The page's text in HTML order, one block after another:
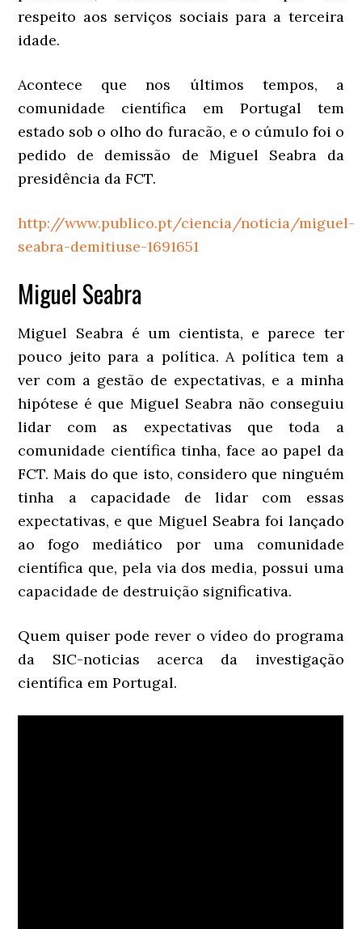
respeito aos serviços sociais para a terceira
idade.
Acontece que nos últimos tempos, a
comunidade científica em Portugal tem
estado sob o olho do furacão, e o cúmulo foi o
pedido de demissão de Miguel Seabra da
presidência da FCT.
http://www.publico.pt/ciencia/noticia/miguel-
seabra-demitiuse-1691651
Miguel Seabra
Miguel Seabra é um cientista, e parece ter
pouco jeito para a política. A política tem a
ver com a gestão de expectativas, e a minha
hipótese é que Miguel Seabra não conseguiu
lidar com as expectativas que toda a
comunidade científica tinha, face ao papel da
FCT. Mais do que isto, considero que ninguém
tinha a capacidade de lidar com essas
expectativas, e que Miguel Seabra foi lançado
ao fogo mediático por uma comunidade
científica que, pela via dos media, possui uma
capacidade de destruição significativa.
Quem quiser pode rever o vídeo do programa
da SIC-noticias acerca da investigação
científica em Portugal.